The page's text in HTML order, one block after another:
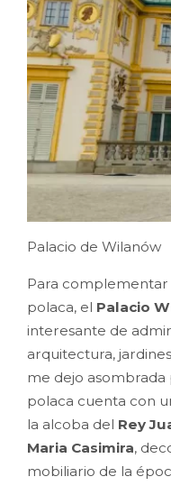
Palacio de Wilanów
Para
polaca, el Palacio
interesante de
arquitectura,
me dejo
polaca cuenta con
la alcoba del Rey
Maria Casimira,
mobiliario de la